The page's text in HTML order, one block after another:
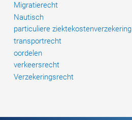
Migratierecht
Nautisch
particuliere ziektekostenverzekering
transportrecht
oordelen
verkeersrecht
Verzekeringsrecht